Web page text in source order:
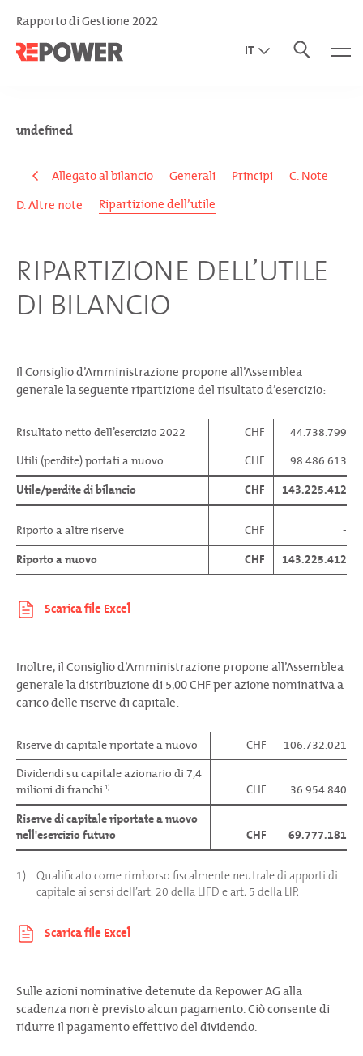
Rapporto di Gestione 2022
IT
undefined
Allegato al bilancio Generali Principi
C. Note
D. Altre note
Ripartizione dell’utile
RIPARTIZIONE DELL’UTILE
DI BILANCIO
Il Consiglio d’Amministrazione propone all’Assemblea
generale la seguente ripartizione del risultato d’esercizio:
Risultato netto dell’esercizio 2022 CHF
44.738.799
Utili (perdite) portati a nuovo
CHF
98.486.613
Utile/perdite di bilancio
CHF 143.225.412
Riporto a altre riserve CHF
-
Riporto a nuovo
CHF 143.225.412
Inoltre, il Consiglio d’Amministrazione propone all’Assemblea
generale la distribuzione di 5,00 CHF per azione nominativa a
carico delle riserve di capitale:
Riserve di capitale riportate a nuovo CHF
106.732.021
Dividendi su capitale azionario di 7,4
milioni di franchi 1) CHF
36.954.840
Riserve di capitale riportate a nuovo
nell'esercizio futuro
CHF 69.777.181
1)
Qualificato come rimborso fiscalmente neutrale di apporti di
capitale ai sensi dell’art. 20 della LIFD e art. 5 della LIP.
Sulle azioni nominative detenute da Repower AG alla
scadenza non è previsto alcun pagamento. Ciò consente di
ridurre il pagamento effettivo del dividendo.